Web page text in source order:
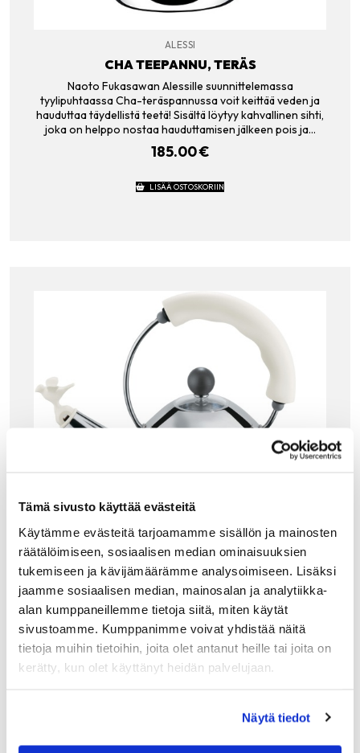
Tämä sivusto käyttää evästeitä
Käytämme evästeitä tarjoamamme sisällön ja mainosten
räätälöimiseen, sosiaalisen median ominaisuuksien
tukemiseen ja kävijämäärämme analysoimiseen. Lisäksi
jaamme sosiaalisen median, mainosalan ja analytiikka-
alan kumppaneillemme tietoja siitä, miten käytät
sivustoamme. Kumppanimme voivat yhdistää näitä
tietoja muihin tietoihin, joita olet antanut heille tai joita on
kerätty, kun olet käyttänyt heidän palvelujaan.
Näytä tiedot
ALESSI
CHA TEEPANNU, TERÄS
Naoto Fukasawan Alessille suunnittelemassa
tyylipuhtaassa Cha-teräspannussa voit keittää veden ja
hauduttaa täydellistä teetä! Sisältä löytyy kahvallinen sihti,
joka on helppo nostaa hauduttamisen jälkeen pois ja…
185.00€
LISÄÄ OSTOSKORIIN
ALESSI
ALESSI 9093 W VIHELTÄVÄ VESIPANNU TERÄ
S, VALKOINEN
Michael Graves suunnitteli Alessille tyylikkään 9093
lintupannun vuonna 1985. Yli 30-vuotias designikoni